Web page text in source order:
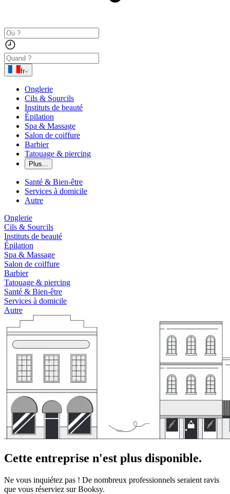
fr
Onglerie
Cils & Sourcils
Instituts de beauté
Épilation
Spa & Massage
Salon de coiffure
Barbier
Tatouage & piercing
Plus...
Santé & Bien-être
Services à domicile
Autre
Onglerie
Cils & Sourcils
Instituts de beauté
Épilation
Spa & Massage
Salon de coiffure
Barbier
Tatouage & piercing
Santé & Bien-être
Services à domicile
Autre
Cette entreprise n'est plus disponible.
Ne vous inquiétez pas ! De nombreux professionnels seraient ravis
que vous réserviez sur Booksy.